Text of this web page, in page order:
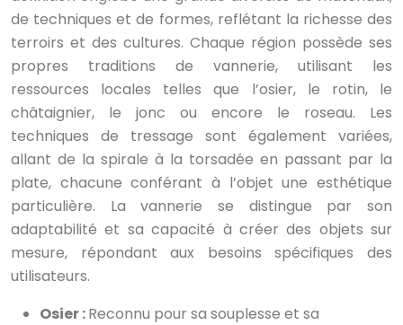
de techniques et de formes, reflétant la richesse des
terroirs et des cultures. Chaque région possède ses
propres traditions de vannerie, utilisant les
ressources locales telles que l’osier, le rotin, le
châtaignier, le jonc ou encore le roseau. Les
techniques de tressage sont également variées,
allant de la spirale à la torsadée en passant par la
plate, chacune conférant à l’objet une esthétique
particulière. La vannerie se distingue par son
adaptabilité et sa capacité à créer des objets sur
mesure, répondant aux besoins spécifiques des
utilisateurs.
Osier :Reconnu pour sa souplesse et sa